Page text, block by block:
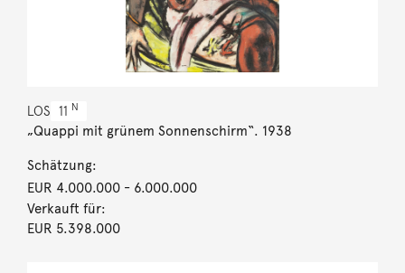
LOS 11 N
„Quappi mit grünem Sonnenschirm“. 1938
Schätzung:
EUR 4.000.000- 6.000.000
Verkauft für:
EUR 5.398.000